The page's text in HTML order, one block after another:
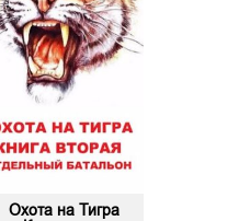
Охота на Тигра